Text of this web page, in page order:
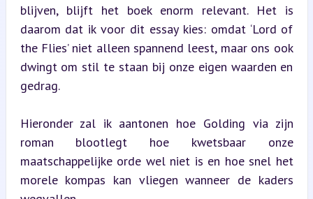
blijven, blijft het boek enorm relevant. Het is
daarom dat ik voor dit essay kies: omdat ‘Lord of
the Flies’ niet alleen spannend leest, maar ons ook
dwingt om stil te staan bij onze eigen waarden en
gedrag.
Hieronder zal ik aantonen hoe Golding via zijn
roman blootlegt hoe kwetsbaar onze
maatschappelijke orde wel niet is en hoe snel het
morele kompas kan vliegen wanneer de kaders